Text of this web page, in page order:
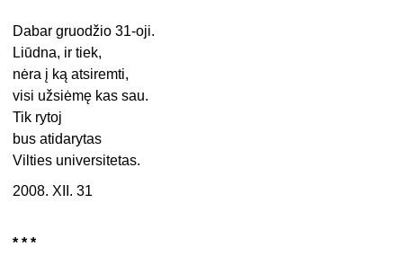
Dabar gruodžio 31-oji.
Liūdna, ir tiek,
nėra į ką atsiremti,
visi užsiėmę kas sau.
Tik rytoj
bus atidarytas
Vilties universitetas.
2008. XII. 31
* * *